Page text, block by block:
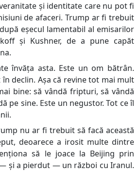
și identitate care nu pot fi
de afaceri. Trump ar fi trebuit
eșecul lamentabil al emisarilor
și Kushner, de a pune capăt
învăța asta. Este un om bătrân.
declin. Așa că revine tot mai mult
bine: să vândă fripturi, să vândă
pe sine. Este un negustor. Tot ce îl
nu ar fi trebuit să facă această
deoarece a irosit multe dintre
să le joace la Beijing prin
și a pierdut — un război cu Iranul.